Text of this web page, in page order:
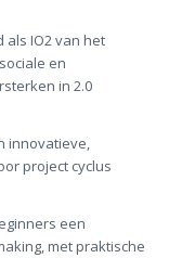
als IO2 van het
en
in 2.0
innovatieve,
project cyclus
een
met praktische